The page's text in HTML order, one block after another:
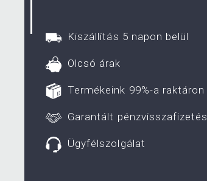
Kiszállítás 5 napon belül
Olcsó árak
Termékeink 99%-a raktáron
Garantált pénzvisszafizetés
Ügyfélszolgálat